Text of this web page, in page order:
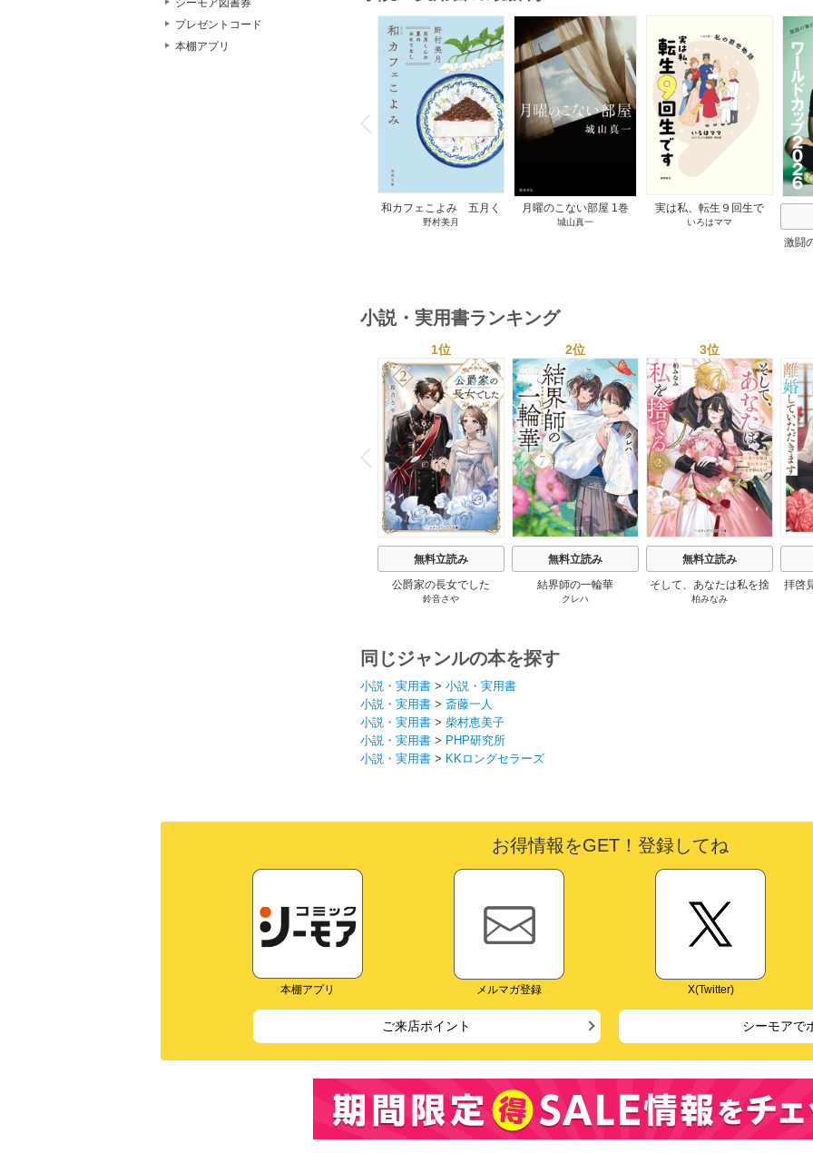
シーモア図書券
プレゼントコード
本棚アプリ
P
r
e
v
i
o
u
和カフェこよみ 五月く
んの夏のおもてなし 1巻
野村美月
月曜のこない部屋 1巻
城山真一
実は私、転生９回生で
す マンガ 私の前世物
いろはママ
激闘
小説・実用書ランキング
P
r
e
v
i
o
u
s
1位
無料立読み
公爵家の長女でした
鈴音さや
2位
無料立読み
結界師の一輪華
クレハ
3位
無料立読み
そして、あなたは私を捨
てる
柏みなみ
拝啓
同じジャンルの本を探す
小説・実用書 > 小説・実用書
小説・実用書 > 斎藤一人
小説・実用書 > 柴村恵美子
小説・実用書 > PHP研究所
小説・実用書 > KKロングセラーズ
お得情報をGET！登録してね
本棚アプリ メルマガ登録 X(Twitter)
ご来店ポイント シーモアで